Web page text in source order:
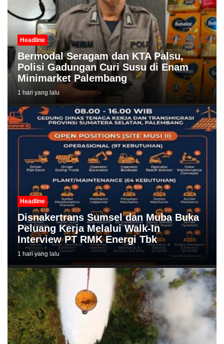
Headline
Bermodal Seragam dan KTA Palsu,
Polisi Gadungan Curi Susu di Enam
Minimarket Palembang
1 hari yang lalu
Headline
Disnakertrans Sumsel dan Muba Buka
Peluang Kerja Melalui Walk-In
Interview PT RMK Energi Tbk
1 hari yang lalu